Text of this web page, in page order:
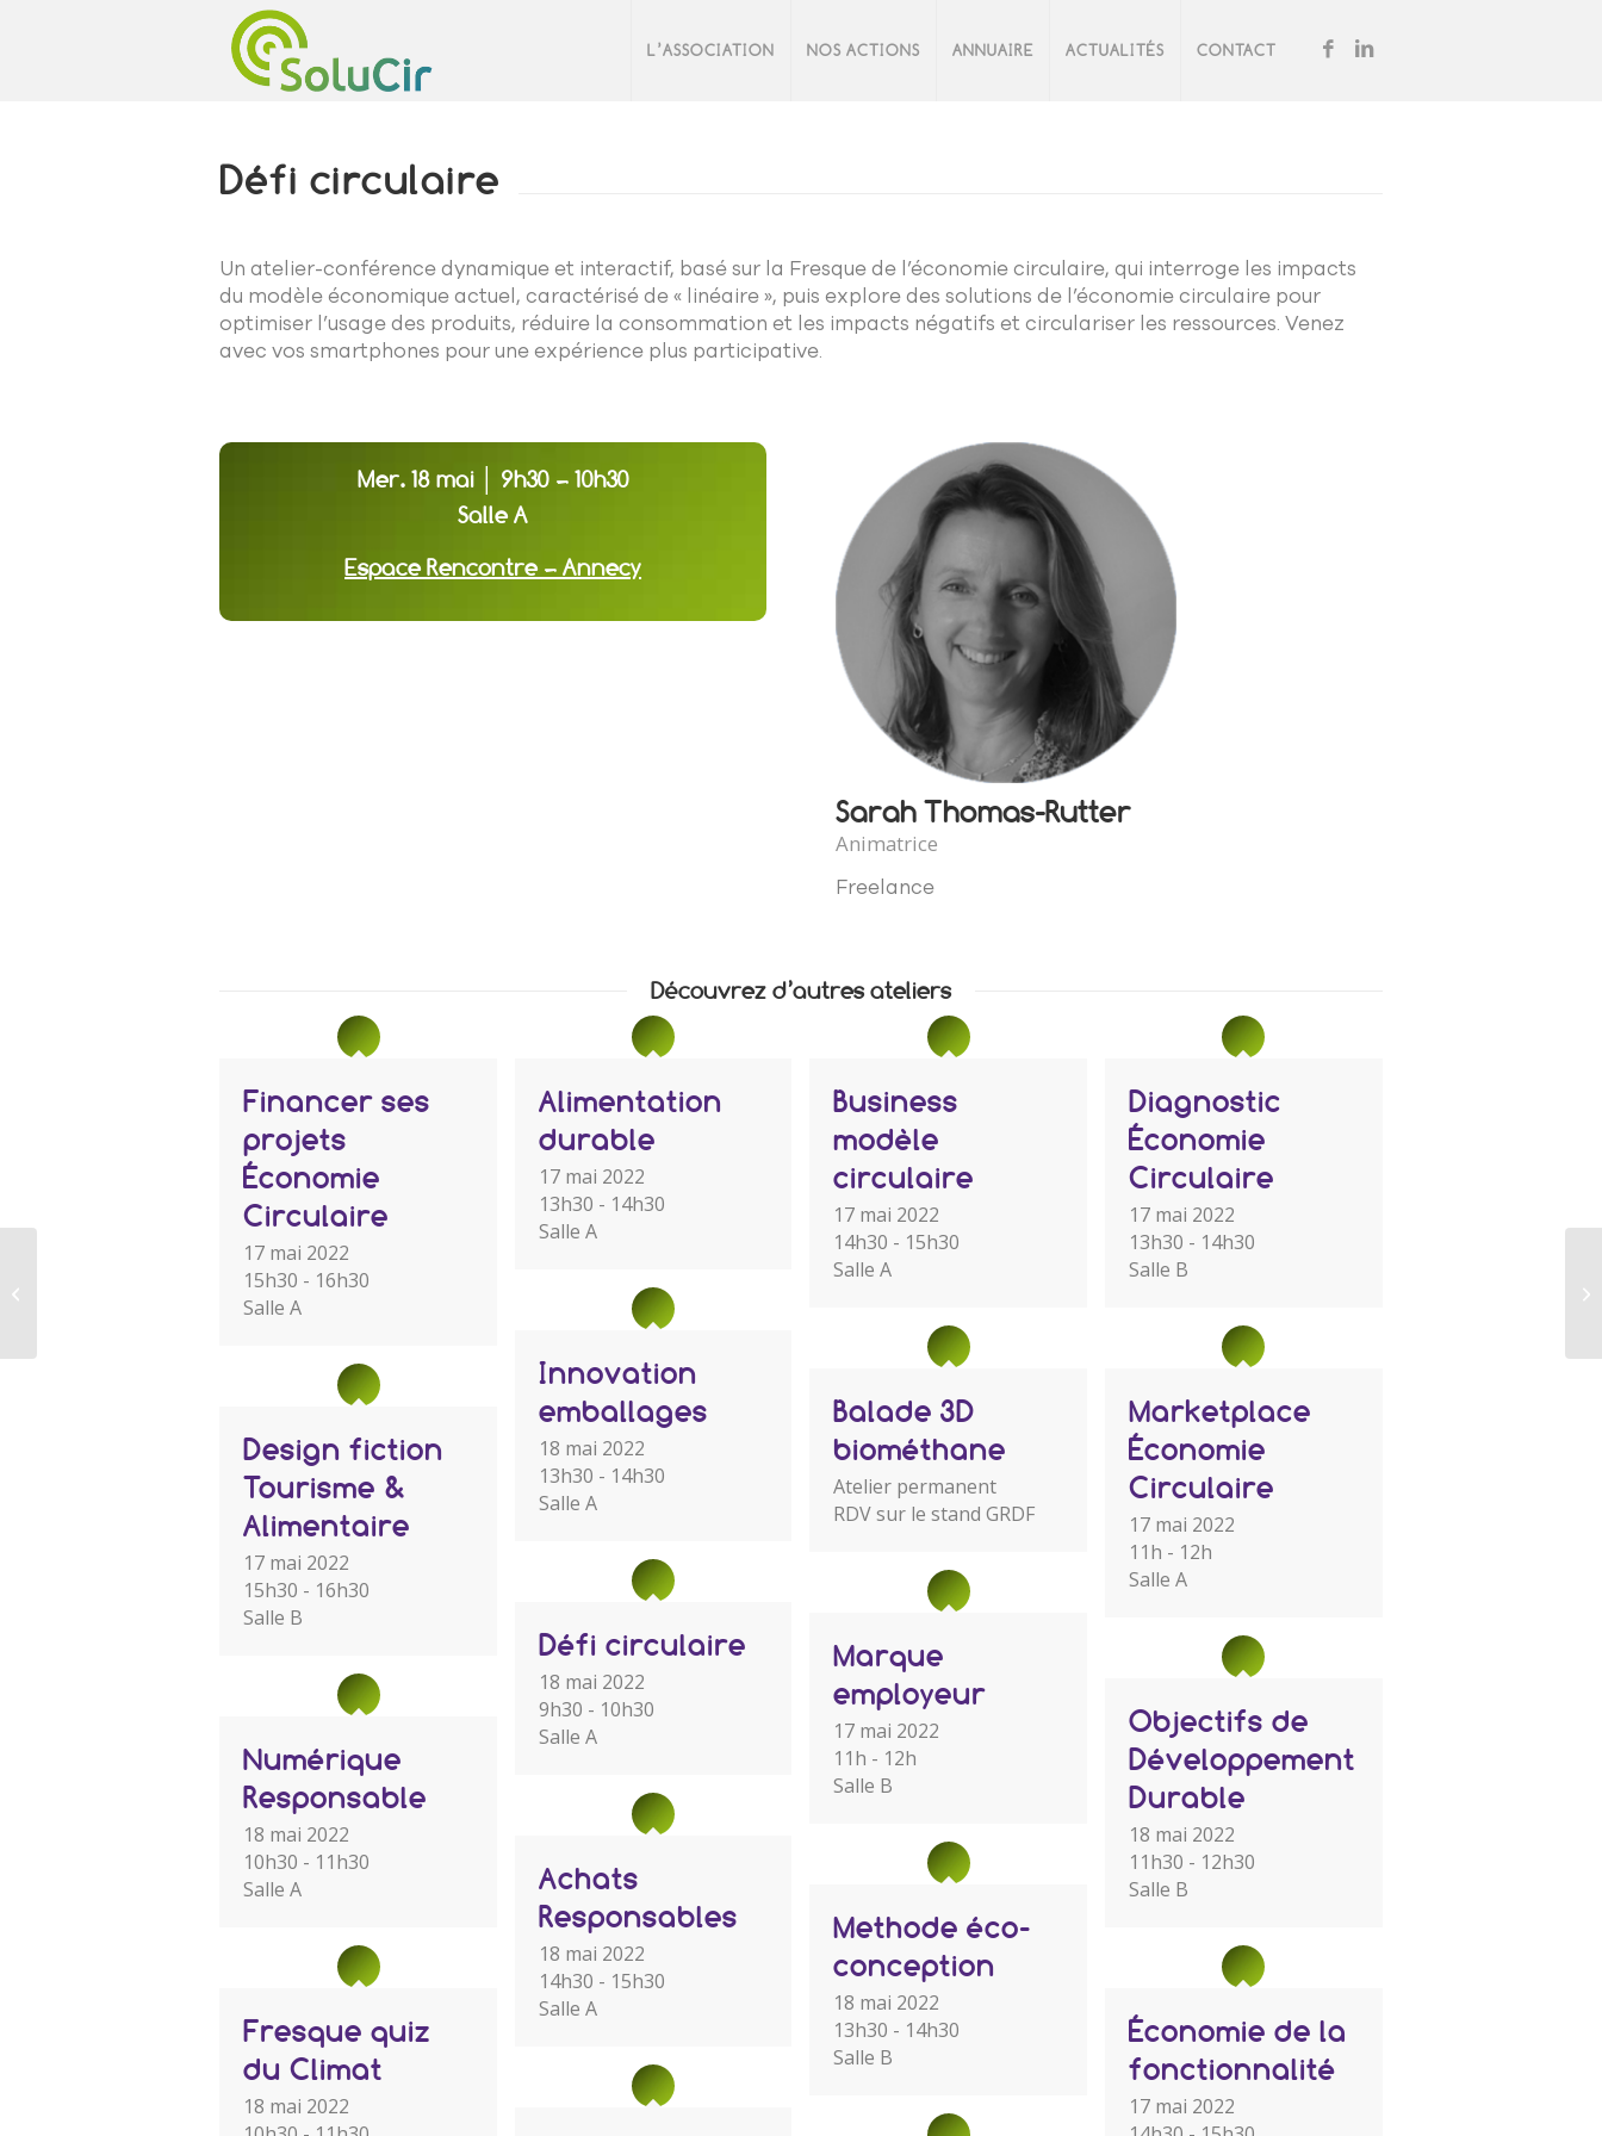
L’ASSOCIATION NOS ACTIONS ANNUAIRE ACTUALITÉS CONTACT
Défi circulaire
Un atelier-conférence dynamique et interactif, basé sur la Fresque de l’économie circulaire, qui interroge les impacts
du modèle économique actuel, caractérisé de « linéaire », puis explore des solutions de l’économie circulaire pour
optimiser l’usage des produits, réduire la consommation et les impacts négatifs et circulariser les ressources. Venez
avec vos smartphones pour une expérience plus participative.
Mer. 18 mai │ 9h30 – 10h30
Salle A
Espace Rencontre – Annecy
Sarah Thomas-Rutter
Animatrice
Freelance
Découvrez d’autres ateliers
Financer ses
projets
Économie
Circulaire
17 mai 2022
15h30 - 16h30
Salle A
Alimentation
durable
17 mai 2022
13h30 - 14h30
Salle A
Business
modèle
circulaire
17 mai 2022
14h30 - 15h30
Salle A
Diagnostic
Économie
Circulaire
17 mai 2022
13h30 - 14h30
Salle B
Innovation
emballages
18 mai 2022
13h30 - 14h30
Salle A
Balade 3D
biométhane
Atelier permanent
RDV sur le stand GRDF
Marketplace
Économie
Circulaire
17 mai 2022
11h - 12h
Salle A
Design fiction
Tourisme &
Alimentaire
17 mai 2022
15h30 - 16h30
Salle B
Défi circulaire
18 mai 2022
9h30 - 10h30
Salle A
Marque
employeur
17 mai 2022
11h - 12h
Salle B
Objectifs de
Développement
Durable
18 mai 2022
11h30 - 12h30
Salle B
Numérique
Responsable
18 mai 2022
10h30 - 11h30
Salle A
Achats
Responsables
18 mai 2022
14h30 - 15h30
Salle A
Methode éco-
conception
18 mai 2022
13h30 - 14h30
Salle B
Fresque quiz
du Climat
18 mai 2022
Économie de la
fonctionnalité
17 mai 2022